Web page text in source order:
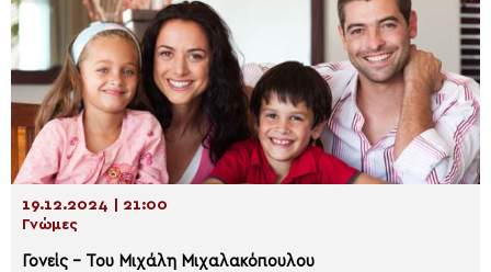
19.12.2024 | 21:00
Γνώμες
Γονείς – Του Μιχάλη Μιχαλακόπουλου